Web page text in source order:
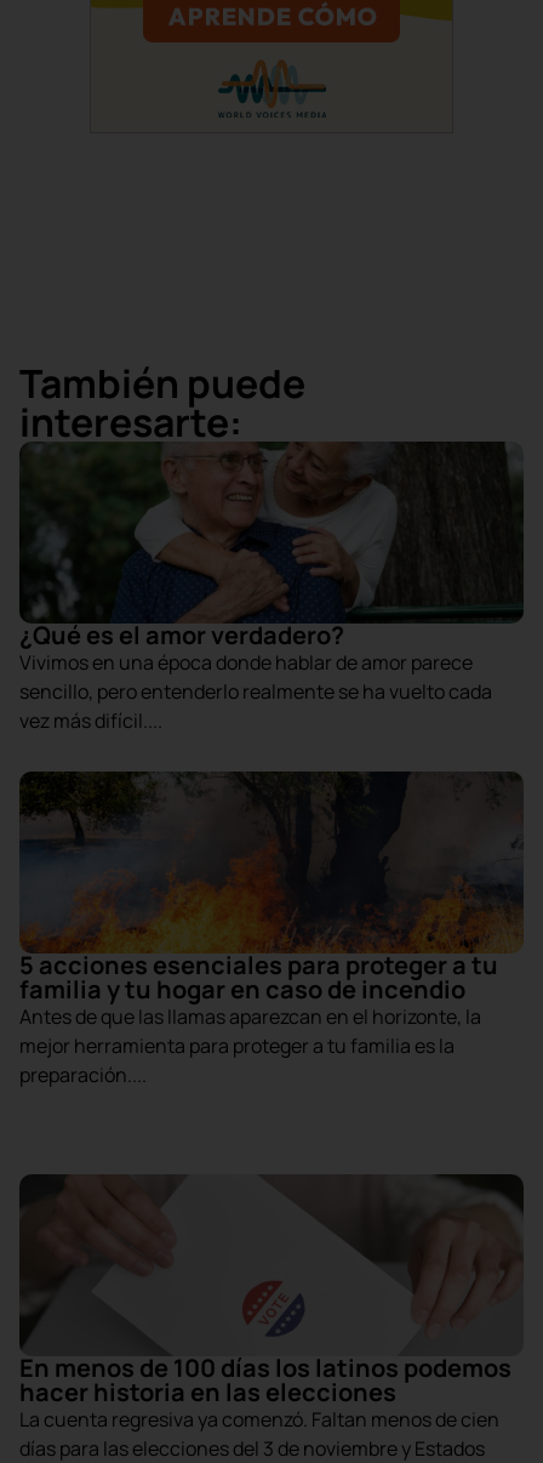
También puede
interesarte:
¿Qué es el amor verdadero?
Vivimos en una época donde hablar de amor parece
sencillo, pero entenderlo realmente se ha vuelto cada
vez más difícil....
5 acciones esenciales para proteger a tu
familia y tu hogar en caso de incendio
Antes de que las llamas aparezcan en el horizonte, la
mejor herramienta para proteger a tu familia es la
preparación....
En menos de 100 días los latinos podemos
hacer historia en las elecciones
La cuenta regresiva ya comenzó. Faltan menos de cien
días para las elecciones del 3 de noviembre y Estados